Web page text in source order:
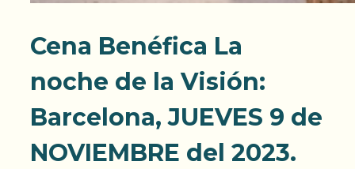
Cena Benéfica La
noche de la Visión:
Barcelona, JUEVES 9 de
NOVIEMBRE del 2023.